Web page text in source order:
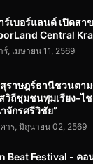
ร์เบอร์แลนด์ เปิดสา
Central
ร์, เมษายน 11, 2569
สุราษฎร์ธานีชวนตา
วิถีชุมชนพุมเรียง–ไ
จักรศรีวิชัย”
าร, มิถุนายน 02, 2569
Beat Festival - คอ